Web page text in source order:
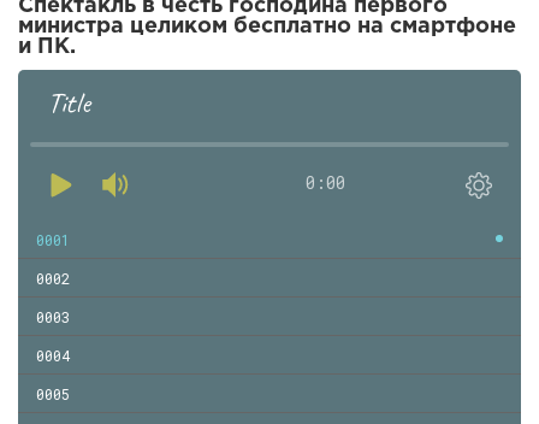
Спектакль в честь господина первого
министра целиком бесплатно на смартфоне
и ПК.
Title
0:00
0001
0002
0003
0004
0005